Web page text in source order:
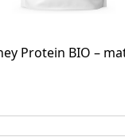
Protein BIO –